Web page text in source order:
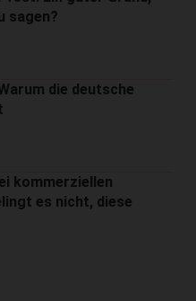
sagen?
die deutsche
kommerziellen
es nicht, diese